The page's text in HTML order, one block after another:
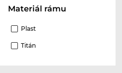
Materiál rámu
Plast
Titán